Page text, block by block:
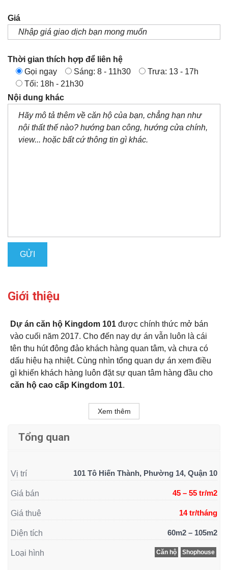
Giá
Thời gian thích hợp để liên hệ
Gọi ngay
Sáng: 8 - 11h30
Trưa: 13 - 17h
Tối: 18h - 21h30
Nội dung khác
Giới thiệu
Dự án căn hộ Kingdom 101 được chính thức mở bán
vào cuối năm 2017. Cho đến nay dự án vẫn luôn là cái
tên thu hút đông đảo khách hàng quan tâm, và chưa có
dấu hiệu hạ nhiệt. Cùng nhìn tổng quan dự án xem điều
gì khiến khách hàng luôn đặt sự quan tâm hàng đầu cho
căn hộ cao cấp Kingdom 101.
Xem thêm
Tổng quan
Vị trí 101 Tô Hiến Thành, Phường 14, Quận 10
Giá bán 45 – 55 tr/m2
Giá thuê 14 tr/tháng
Diện tích 60m2 – 105m2
Loại hình Căn hộ Shophouse